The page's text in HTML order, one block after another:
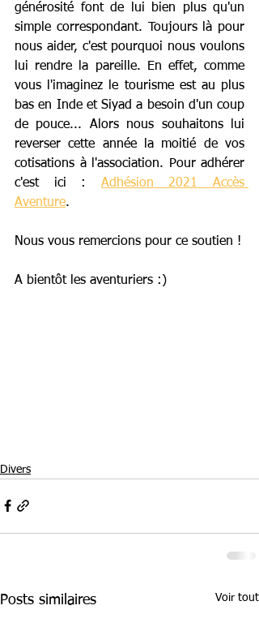
générosité font de lui bien plus qu'un
simple correspondant. Toujours là pour
nous aider, c'est pourquoi nous voulons
lui rendre la pareille. En effet, comme
vous l'imaginez le tourisme est au plus
bas en Inde et Siyad a besoin d'un coup
de pouce... Alors nous souhaitons lui
reverser cette année la moitié de vos
cotisations à l'association. Pour adhérer
c'est ici : Adhésion 2021 Accès
Aventure.
Nous vous remercions pour ce soutien !
A bientôt les aventuriers :)
Divers
Posts similaires Voir tout